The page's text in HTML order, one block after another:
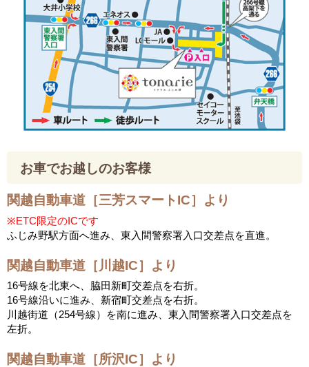
お車でお越しのお客様
関越自動車道［三芳スマートIC］より
※ETC限定のICです
ふじみ野駅方面へ進み、東入間警察署入口交差点を直進。
関越自動車道［川越IC］より
16号線を北東へ、脇田新町交差点を右折。
16号線沿いに進み、新宿町交差点を右折。
川越街道（254号線）を南に進み、東入間警察署入口交差点を
左折。
関越自動車道［所沢IC］より